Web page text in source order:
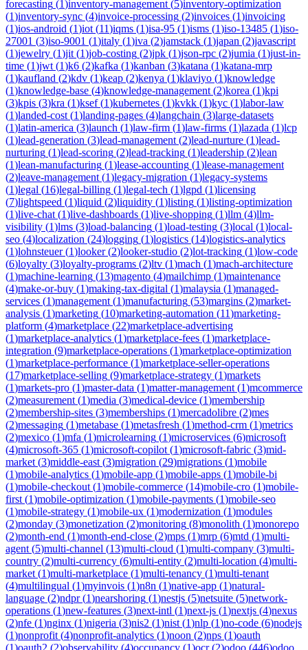
forecasting (1)inventory-management (5)inventory-optimization
(1)inventory-sync (4)invoice-processing (2)invoices (1)invoicing
(1)ios-android (1)iot (11)iqms (1)isa-95 (1)isms (1)iso-13485 (1)iso-
27001 (3)iso-9001 (1)italy (1)iva (2)jamstack (1)japan (2)javascript
(1)jewelry (1)jit (1)job-costing (2)jpk (1)json-rpc (2)jumia (1)just-in-
time (1)jwt (1)k6 (2)kafka (1)kanban (3)katana (1)katana-mrp
(1)kaufland (2)kdv (1)keap (2)kenya (1)klaviyo (1)knowledge
(1)knowledge-base (4)knowledge-management (2)korea (1)kpi
(3)kpis (3)kra (1)ksef(1)kubernetes (1)kvkk (1)kyc (1)labor-law
(1)landed-cost (1)landing-pages (4)langchain (3)large-datasets
(1)latin-america (3)launch (1)law-firm (1)law-firms (1)lazada (1)lcp
(1)lead-generation (3)lead-management (2)lead-nurture (1)lead-
nurturing (1)lead-scoring (2)lead-tracking (1)leadership (2)lean
(1)lean-manufacturing (1)lease-accounting (1)lease-management
(2)leave-management (1)legacy-migration (1)legacy-systems
(1)legal (16)legal-billing (1)legal-tech (1)lgpd (1)licensing
(7)lightspeed (1)liquid (2)liquidity (1)listing (1)listing-optimization
(1)live-chat (1)live-dashboards (1)live-shopping (1)llm (4)llm-
visibility (1)lms (3)load-balancing (1)load-testing (3)local (1)local-
seo (4)localization (24)logging (1)logistics (14)logistics-analytics
(1)lohnsteuer(1)looker(2)looker-studio (2)lot-tracking (1)low-code
(6)loyalty (3)loyalty-programs (2)ltv (1)mach (1)mach-architecture
(1)machine-learning (13)magento (4)mailchimp (1)maintenance
(4)make-or-buy (1)making-tax-digital (1)malaysia (1)managed-
services (1)management (1)manufacturing (53)margins (2)market-
analysis (1)marketing (10)marketing-automation (11)marketing-
platform (4)marketplace (22)marketplace-advertising
(1)marketplace-analytics (1)marketplace-fees (1)marketplace-
integration (9)marketplace-operations (1)marketplace-optimization
(1)marketplace-performance (1)marketplace-seller-operations
(17)marketplace-selling (9)marketplace-strategy (1)markets
(1)markets-pro (1)master-data (1)matter-management (1)mcommerce
(2)measurement (1)media (3)medical-device (1)membership
(2)membership-sites (3)memberships (1)mercadolibre (2)mes
(2)messaging (1)metabase (1)metasfresh (1)method-crm (1)metrics
(2)mexico (1)mfa (1)microlearning (1)microservices (6)microsoft
(4)microsoft-365 (1)microsoft-copilot (1)microsoft-fabric (3)mid-
market (3)middle-east (3)migration (29)migrations (1)mobile
(1)mobile-analytics (1)mobile-app (1)mobile-apps (1)mobile-bi
(1)mobile-checkout (1)mobile-commerce (14)mobile-cro (1)mobile-
first (1)mobile-optimization (1)mobile-payments (1)mobile-seo
(1)mobile-strategy (1)mobile-ux (1)modernization (1)modules
(2)monday (3)monetization (2)monitoring (8)monolith (1)monorepo
(2)month-end (1)month-end-close (2)mps (1)mrp (6)mtd (1)multi-
agent (5)multi-channel (13)multi-cloud (1)multi-company (3)multi-
country (2)multi-currency (6)multi-entity (2)multi-location (4)multi-
market (1)multi-marketplace (1)multi-tenancy (1)multi-tenant
(4)multilingual (1)myinvois (1)n8n (1)native-app (1)natural-
language (2)ndpr(1)nearshoring (1)nestjs (5)netsuite (5)network-
operations (1)new-features (3)next-intl (1)next-js (1)nextjs (4)nexus
(2)nfe (1)nginx (1)nigeria (3)nis2 (1)nist (1)nlp (1)no-code (6)nodejs
(1)nonprofit (4)nonprofit-analytics (1)noon (2)nps (1)oauth
(1)oauth2 (2)observability (4)occupancy (1)ocr(2)odoo (446)odoo